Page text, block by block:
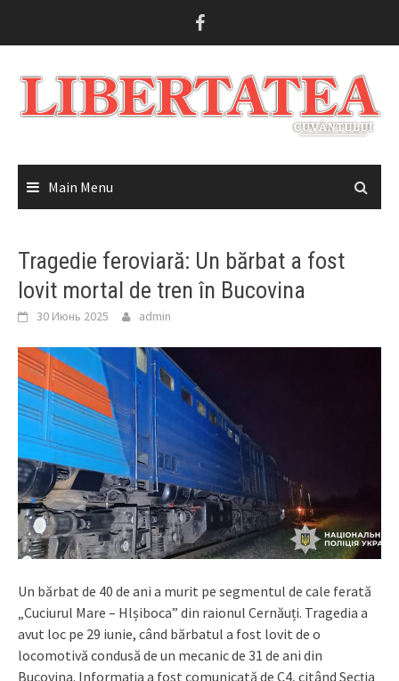
Main Menu
Tragedie feroviară: Un bărbat a fost
lovit mortal de tren în Bucovina
30 Июнь 2025 admin
Un bărbat de 40 de ani a murit pe segmentul de cale ferată
„Cuciurul Mare – Hlșiboca” din raionul Cernăuți. Tragedia a
avut loc pe 29 iunie, când bărbatul a fost lovit de o
locomotivă condusă de un mecanic de 31 de ani din
Bucovina. Informația a fost comunicată de C4, citând Secția